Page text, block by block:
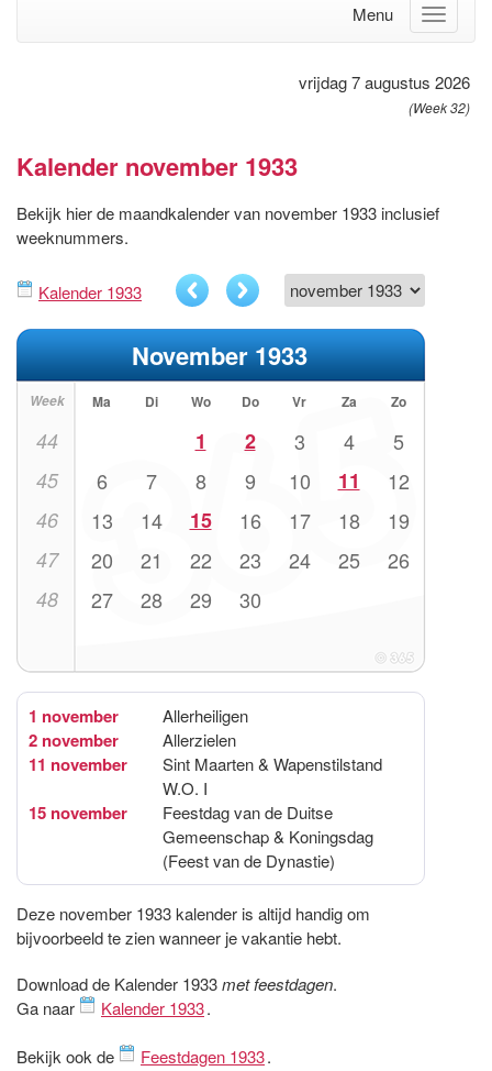
Menu
vrijdag 7 augustus 2026
(Week 32)
Kalender november 1933
Bekijk hier de maandkalender van november 1933 inclusief
weeknummers.
Kalender 1933
November 1933
Week Ma Di Wo Do Vr Za Zo
44 1 2 3 4 5
45 6 7 8 9 10 11 12
46 13 14 15 16 17 18 19
47 20 21 22 23 24 25 26
48 27 28 29 30
1 november Allerheiligen
2 november Allerzielen
11 november
Sint Maarten & Wapenstilstand
W.O. I
15 november
Feestdag van de Duitse
Gemeenschap & Koningsdag
(Feest van de Dynastie)
Deze november 1933 kalender is altijd handig om
bijvoorbeeld te zien wanneer je vakantie hebt.
Download de Kalender 1933met feestdagen.
Ga naar
Kalender 1933.
Bekijk ook de Feestdagen 1933.